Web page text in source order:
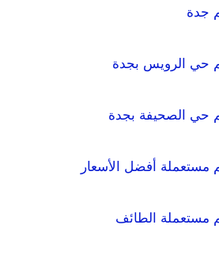
جدة
حي الرويس بجدة
حي الصحيفة بجدة
أفضل الأسعار
مستعملة الطائف